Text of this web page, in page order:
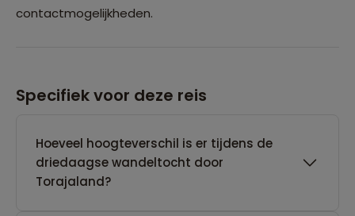
contactmogelijkheden.
Specifiek voor deze reis
Hoeveel hoogteverschil is er tijdens de
driedaagse wandeltocht door
Torajaland?